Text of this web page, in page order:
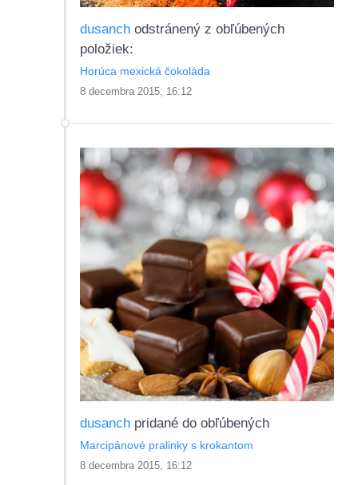
dusanch odstránený z obľúbených
položiek:
Horúca mexická čokoláda
8 decembra 2015, 16:12
dusanch pridané do obľúbených
Marcipánové pralinky s krokantom
8 decembra 2015, 16:12